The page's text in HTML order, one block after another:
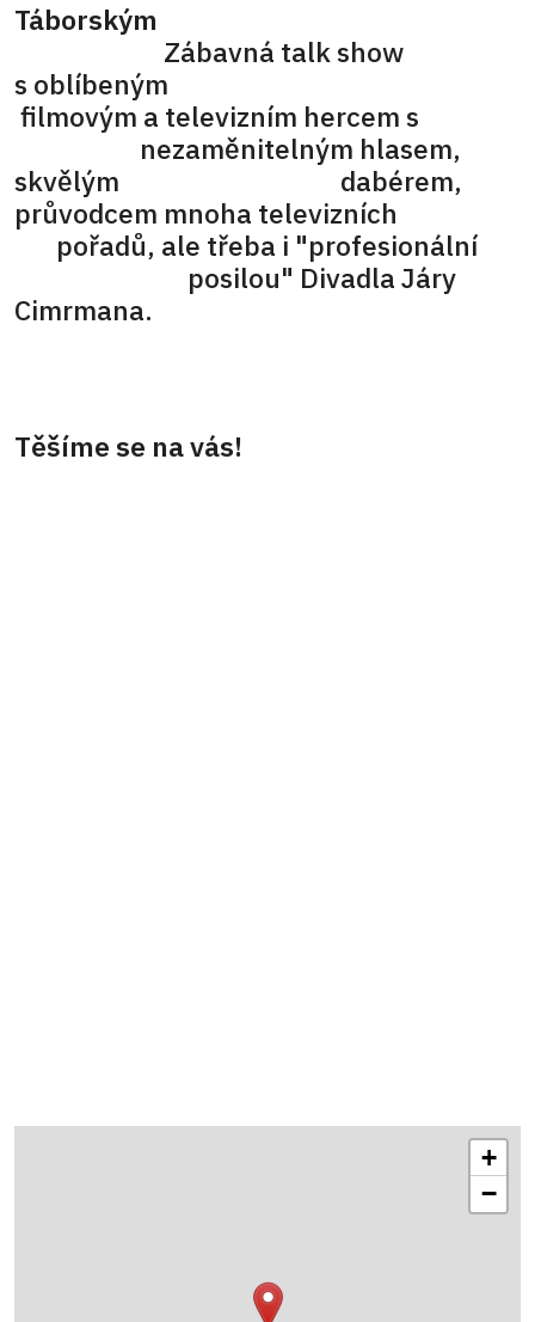
Táborským
Zábavná talk show
s oblíbeným
filmovým a televizním hercem s
nezaměnitelným hlasem,
skvělým dabérem,
průvodcem mnoha televizních
pořadů, ale třeba i "profesionální
posilou" Divadla Járy
Cimrmana.
Těšíme se na vás!
+
−